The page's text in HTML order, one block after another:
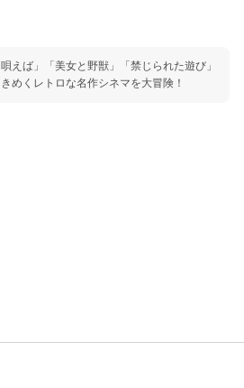
えば」「美女と野獣」「禁じられた遊び」
めくレトロな名作シネマを大冒険！